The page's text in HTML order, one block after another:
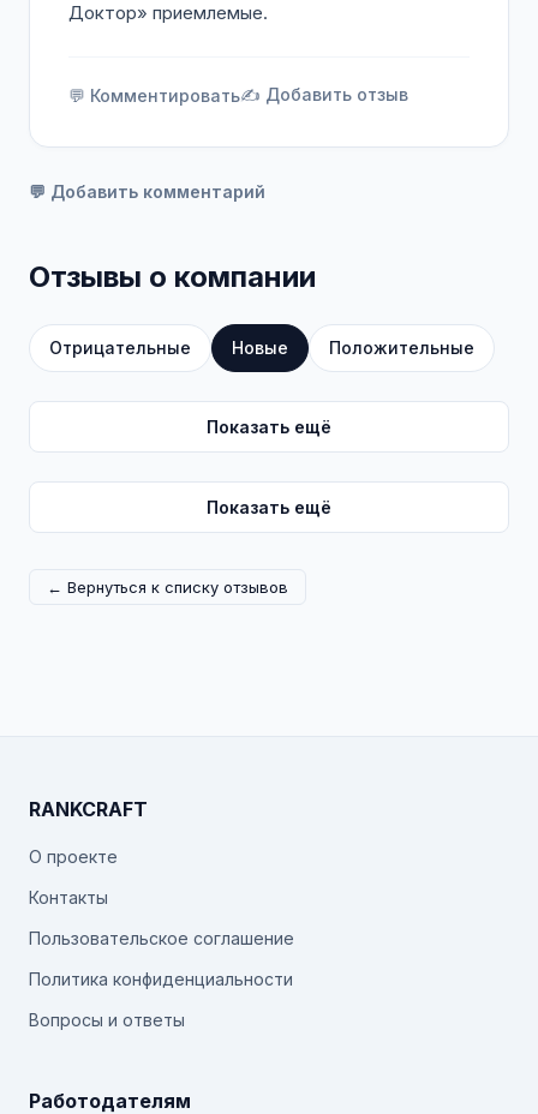
Доктор» приемлемые.
💬 Комментировать✍️ Добавить отзыв
💬 Добавить комментарий
Отзывы о компании
Отрицательные Новые Положительные
Показать ещё
Показать ещё
← Вернуться к списку отзывов
RANKCRAFT
О проекте
Контакты
Пользовательское соглашение
Политика конфиденциальности
Вопросы и ответы
Работодателям